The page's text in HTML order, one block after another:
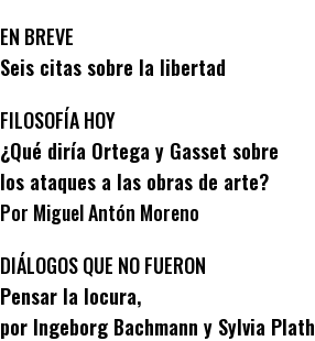
EN BREVE
Seis citas sobre la libertad
FILOSOFÍA HOY
¿Qué diría Ortega y Gasset sobre
los ataques a las obras de arte?
Por Miguel Antón Moreno
DIÁLOGOS QUE NO FUERON
Pensar la locura,
por Ingeborg Bachmann y Sylvia Plath